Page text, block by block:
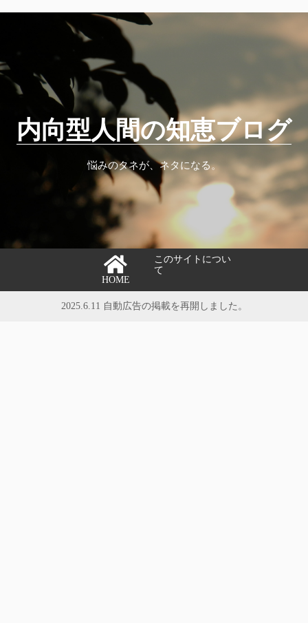
内向型人間の知恵ブログ
悩みのタネが、ネタになる。
HOME
このサイトについ
て
2025.6.11 自動広告の掲載を再開しました。